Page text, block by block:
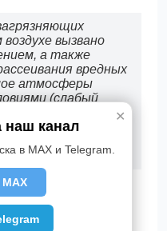
вызвано
а также
вредных
атмосферы
(слабый
в воздухе
высокого
(превышение
чем в 10 раз)
✕
канал
в MAX и Telegram.